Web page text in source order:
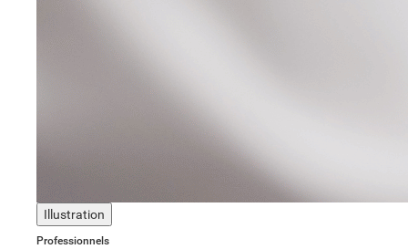
Illustration
Professionnels